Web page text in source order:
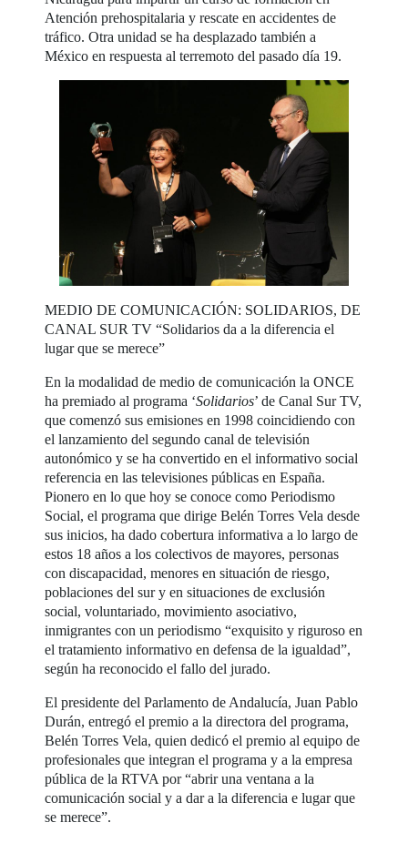
Atención prehospitalaria y rescate en accidentes de
tráfico. Otra unidad se ha desplazado también a
México en respuesta al terremoto del pasado día 19.
MEDIO DE COMUNICACIÓN: SOLIDARIOS, DE
CANAL SUR TV “Solidarios da a la diferencia el
lugar que se merece”
En la modalidad de medio de comunicación la ONCE
ha premiado al programa ‘Solidarios’ de Canal Sur TV,
que comenzó sus emisiones en 1998 coincidiendo con
el lanzamiento del segundo canal de televisión
autonómico y se ha convertido en el informativo social
referencia en las televisiones públicas en España.
Pionero en lo que hoy se conoce como Periodismo
Social, el programa que dirige Belén Torres Vela desde
sus inicios, ha dado cobertura informativa a lo largo de
estos 18 años a los colectivos de mayores, personas
con discapacidad, menores en situación de riesgo,
poblaciones del sur y en situaciones de exclusión
social, voluntariado, movimiento asociativo,
inmigrantes con un periodismo “exquisito y riguroso en
el tratamiento informativo en defensa de la igualdad”,
según ha reconocido el fallo del jurado.
El presidente del Parlamento de Andalucía, Juan Pablo
Durán, entregó el premio a la directora del programa,
Belén Torres Vela, quien dedicó el premio al equipo de
profesionales que integran el programa y a la empresa
pública de la RTVA por “abrir una ventana a la
comunicación social y a dar a la diferencia e lugar que
se merece”.